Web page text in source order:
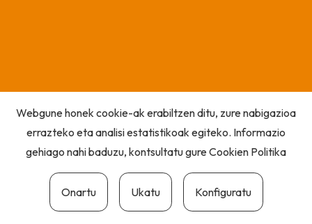
Webgune honek cookie-ak erabiltzen ditu, zure nabigazioa
errazteko eta analisi estatistikoak egiteko. Informazio
gehiago nahi baduzu, kontsultatu gureCookien Politika
Onartu Ukatu Konfiguratu